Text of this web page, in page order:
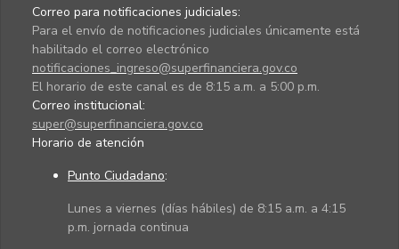
Correo para notificaciones judiciales:
Para el envío de notificaciones judiciales únicamente está
habilitado el correo electrónico
notificaciones_ingreso@superfinanciera.gov.co
El horario de este canal es de 8:15 a.m. a 5:00 p.m.
Correo institucional:
super@superfinanciera.gov.co
Horario de atención
Punto Ciudadano:
Lunes a viernes (días hábiles) de 8:15 a.m. a 4:15
p.m. jornada continua